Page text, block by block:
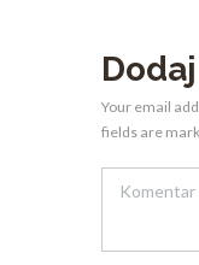
Your email
fields are